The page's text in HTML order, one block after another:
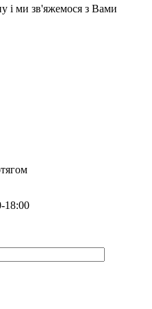
і ми зв'яжемося з Вами
18:00